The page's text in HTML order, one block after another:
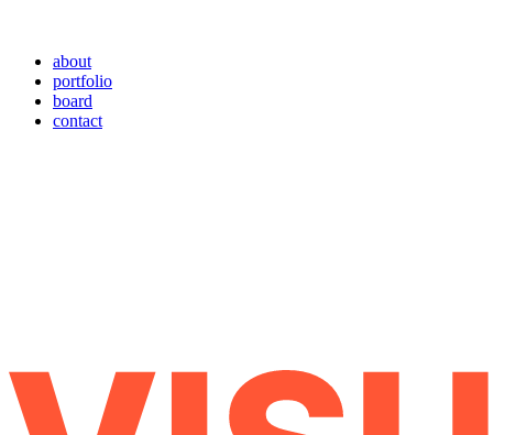
about
portfolio
board
contact